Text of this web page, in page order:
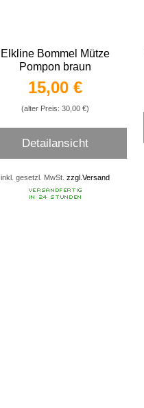
Elkline Bommel Mütze
Pompon braun
15,00 €
(alter Preis: 30,00 €)
Detailansicht
inkl. gesetzl. MwSt.zzgl.Versand